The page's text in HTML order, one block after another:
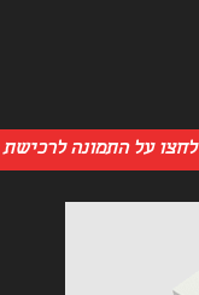
לחצו על התמונה